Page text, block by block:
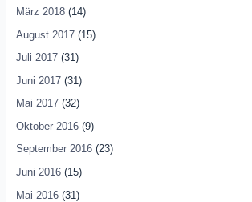
März 2018(14)
August 2017(15)
Juli 2017(31)
Juni 2017(31)
Mai 2017(32)
Oktober 2016(9)
September 2016(23)
Juni 2016(15)
Mai 2016(31)